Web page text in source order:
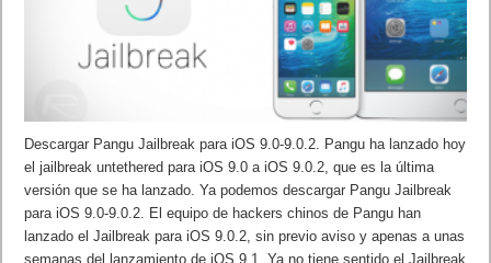
Descargar Pangu Jailbreak para iOS 9.0-9.0.2. Pangu ha lanzado hoy
el jailbreak untethered para iOS 9.0 a iOS 9.0.2, que es la última
versión que se ha lanzado. Ya podemos descargar Pangu Jailbreak
para iOS 9.0-9.0.2. El equipo de hackers chinos de Pangu han
lanzado el Jailbreak para iOS 9.0.2, sin previo aviso y apenas a unas
semanas del lanzamiento de iOS 9.1. Ya no tiene sentido el Jailbreak